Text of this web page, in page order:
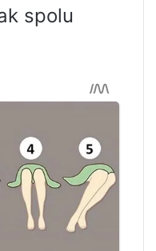
spolu